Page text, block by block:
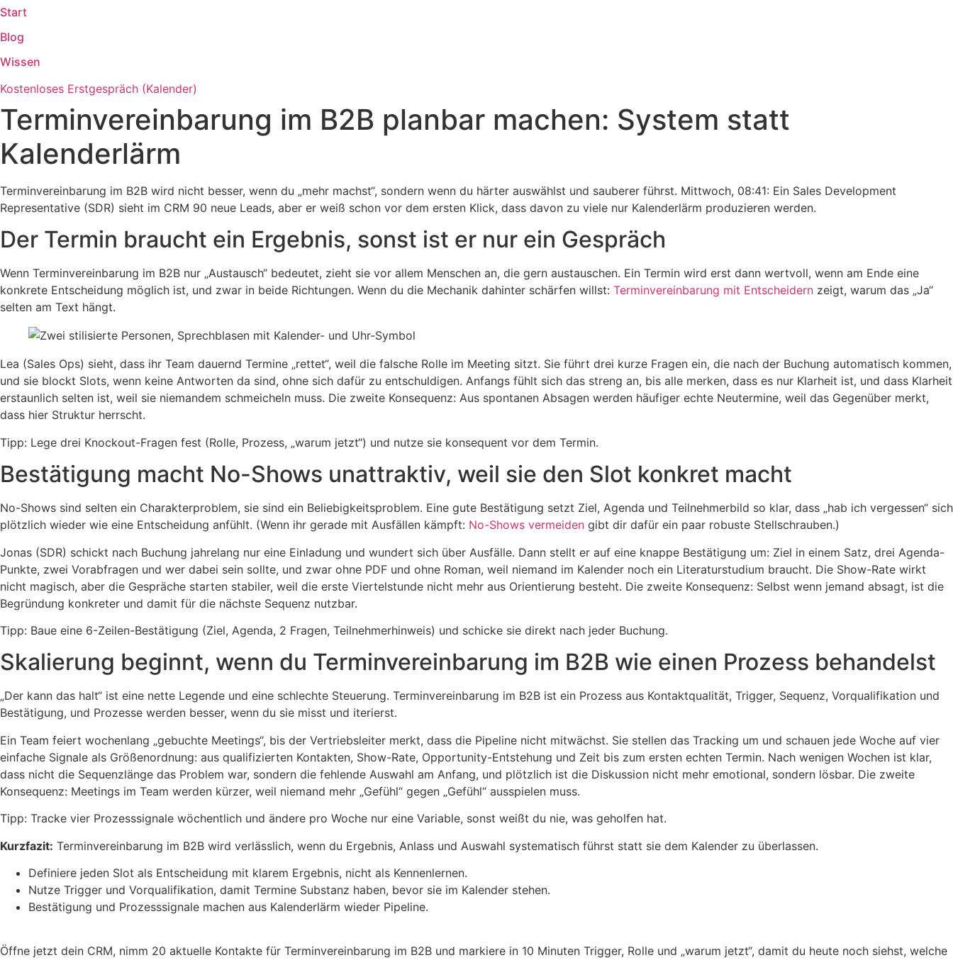
Zum
Inhalt
springen
Start
Blog
Wissen
Kostenloses Erstgespräch (Kalender)
Terminvereinbarung im B2B planbar machen: System statt
Kalenderlärm
Terminvereinbarung im B2B wird nicht besser, wenn du „mehr machst“, sondern wenn du härter auswählst und sauberer führst. Mittwoch, 08:41: Ein Sales Development
Representative (SDR) sieht im CRM 90 neue Leads, aber er weiß schon vor dem ersten Klick, dass davon zu viele nur Kalenderlärm produzieren werden.
Der Termin braucht ein Ergebnis, sonst ist er nur ein Gespräch
Wenn Terminvereinbarung im B2B nur „Austausch“ bedeutet, zieht sie vor allem Menschen an, die gern austauschen. Ein Termin wird erst dann wertvoll, wenn am Ende eine
konkrete Entscheidung möglich ist, und zwar in beide Richtungen. Wenn du die Mechanik dahinter schärfen willst: Terminvereinbarung mit Entscheidern zeigt, warum das „Ja“
selten am Text hängt.
Lea (Sales Ops) sieht, dass ihr Team dauernd Termine „rettet“, weil die falsche Rolle im Meeting sitzt. Sie führt drei kurze Fragen ein, die nach der Buchung automatisch kommen,
und sie blockt Slots, wenn keine Antworten da sind, ohne sich dafür zu entschuldigen. Anfangs fühlt sich das streng an, bis alle merken, dass es nur Klarheit ist, und dass Klarheit
erstaunlich selten ist, weil sie niemandem schmeicheln muss. Die zweite Konsequenz: Aus spontanen Absagen werden häufiger echte Neutermine, weil das Gegenüber merkt,
dass hier Struktur herrscht.
Tipp: Lege drei Knockout-Fragen fest (Rolle, Prozess, „warum jetzt“) und nutze sie konsequent vor dem Termin.
Bestätigung macht No-Shows unattraktiv, weil sie den Slot konkret macht
No-Shows sind selten ein Charakterproblem, sie sind ein Beliebigkeitsproblem. Eine gute Bestätigung setzt Ziel, Agenda und Teilnehmerbild so klar, dass „hab ich vergessen“ sich
plötzlich wieder wie eine Entscheidung anfühlt. (Wenn ihr gerade mit Ausfällen kämpft: No-Shows vermeiden gibt dir dafür ein paar robuste Stellschrauben.)
Jonas (SDR) schickt nach Buchung jahrelang nur eine Einladung und wundert sich über Ausfälle. Dann stellt er auf eine knappe Bestätigung um: Ziel in einem Satz, drei Agenda-
Punkte, zwei Vorabfragen und wer dabei sein sollte, und zwar ohne PDF und ohne Roman, weil niemand im Kalender noch ein Literaturstudium braucht. Die Show-Rate wirkt
nicht magisch, aber die Gespräche starten stabiler, weil die erste Viertelstunde nicht mehr aus Orientierung besteht. Die zweite Konsequenz: Selbst wenn jemand absagt, ist die
Begründung konkreter und damit für die nächste Sequenz nutzbar.
Tipp: Baue eine 6-Zeilen-Bestätigung (Ziel, Agenda, 2 Fragen, Teilnehmerhinweis) und schicke sie direkt nach jeder Buchung.
Skalierung beginnt, wenn du Terminvereinbarung im B2B wie einen Prozess behandelst
„Der kann das halt“ ist eine nette Legende und eine schlechte Steuerung. Terminvereinbarung im B2B ist ein Prozess aus Kontaktqualität, Trigger, Sequenz, Vorqualifikation und
Bestätigung, und Prozesse werden besser, wenn du sie misst und iterierst.
Ein Team feiert wochenlang „gebuchte Meetings“, bis der Vertriebsleiter merkt, dass die Pipeline nicht mitwächst. Sie stellen das Tracking um und schauen jede Woche auf vier
einfache Signale als Größenordnung: aus qualifizierten Kontakten, Show-Rate, Opportunity-Entstehung und Zeit bis zum ersten echten Termin. Nach wenigen Wochen ist klar,
dass nicht die Sequenzlänge das Problem war, sondern die fehlende Auswahl am Anfang, und plötzlich ist die Diskussion nicht mehr emotional, sondern lösbar. Die zweite
Konsequenz: Meetings im Team werden kürzer, weil niemand mehr „Gefühl“ gegen „Gefühl“ ausspielen muss.
Tipp: Tracke vier Prozesssignale wöchentlich und ändere pro Woche nur eine Variable, sonst weißt du nie, was geholfen hat.
Kurzfazit: Terminvereinbarung im B2B wird verlässlich, wenn du Ergebnis, Anlass und Auswahl systematisch führst statt sie dem Kalender zu überlassen.
Definiere jeden Slot als Entscheidung mit klarem Ergebnis, nicht als Kennenlernen.
Nutze Trigger und Vorqualifikation, damit Termine Substanz haben, bevor sie im Kalender stehen.
Bestätigung und Prozesssignale machen aus Kalenderlärm wieder Pipeline.
Öffne jetzt dein CRM, nimm 20 aktuelle Kontakte für Terminvereinbarung im B2B und markiere in 10 Minuten Trigger, Rolle und „warum jetzt“, damit du heute noch siehst, welche